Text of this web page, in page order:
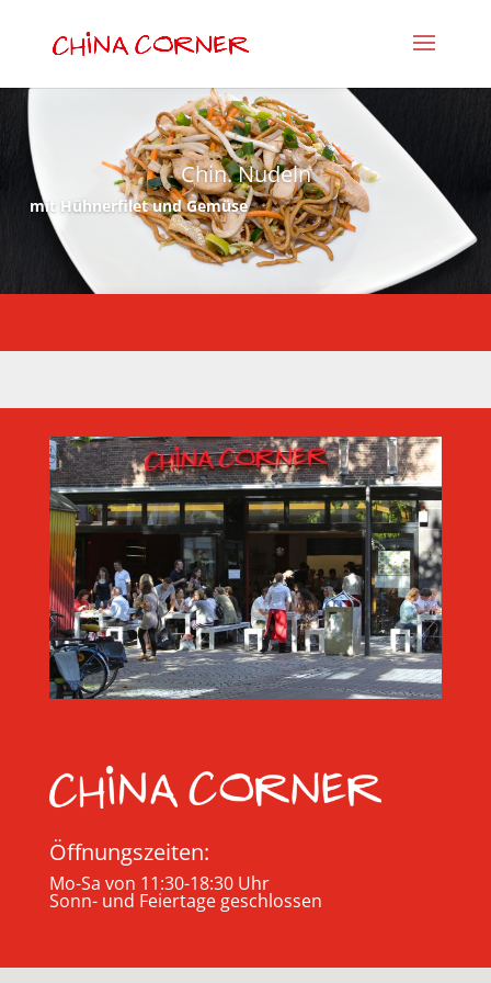
Chin. Nudeln
mit Hühnerfilet und Gemüse
Öffnungszeiten:
Mo-Sa von 11:30-18:30 Uhr
Sonn- und Feiertage geschlossen